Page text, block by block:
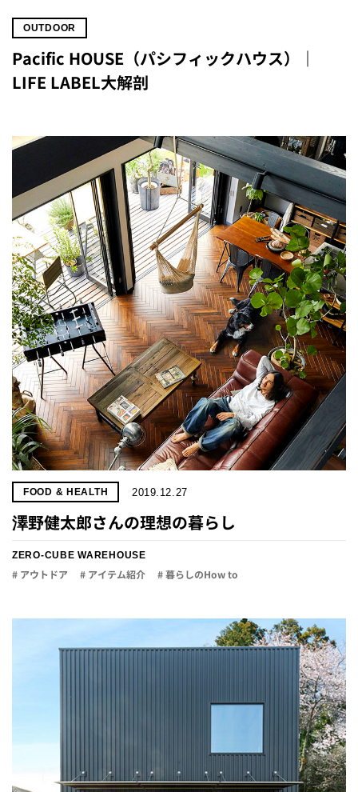
OUTDOOR
Pacific HOUSE（パシフィックハウス）｜
LIFE LABEL大解剖
FOOD & HEALTH 2019.12.27
澤野健太郎さんの理想の暮らし
ZERO-CUBE WAREHOUSE
# アウトドア # アイテム紹介 # 暮らしのHow to